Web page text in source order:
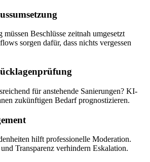
Beschlüsse zeitnah umgesetzt
sorgen dafür, dass nichts vergessen
für anstehende Sanierungen? KI-
zukünftigen Bedarf prognostizieren.
hilft professionelle Moderation.
Transparenz verhindern Eskalation.